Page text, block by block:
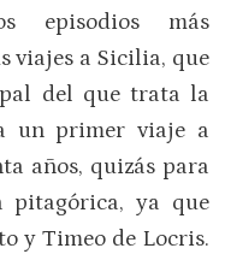
episodios más
viajes a Sicilia, que
del que trata la
un primer viaje a
años, quizás para
pitagórica, ya que
y Timeo de Locris.